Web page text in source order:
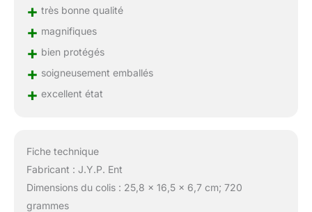
+ très bonne qualité
+ magnifiques
+ bien protégés
+ soigneusement emballés
+ excellent état
Fiche technique
Fabricant : J.Y.P. Ent
Dimensions du colis : 25,8 x 16,5 x 6,7 cm; 720
grammes